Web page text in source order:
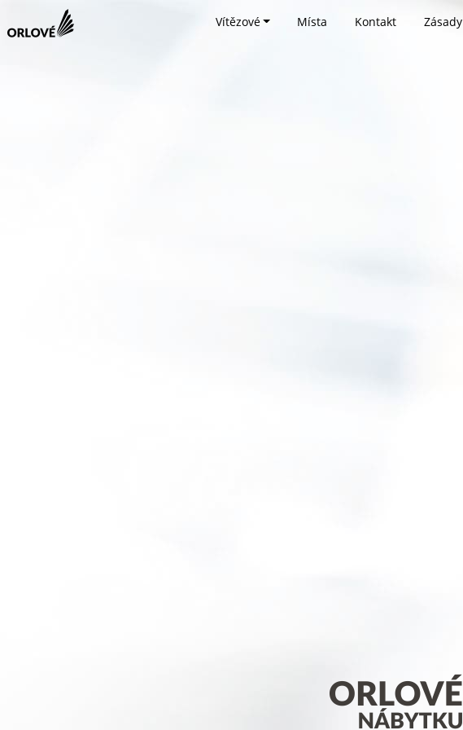
Vítězové Místa Kontakt Zásady